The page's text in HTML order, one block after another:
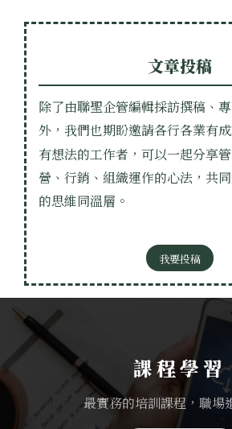
文章投稿
除了由聯聖企管編輯採訪撰稿、
外，我們也期盼邀請各行各業有
有想法的工作者，可以一起分享
營、行銷、組織運作的心法，共
的思維同溫層。
我要投稿
課程學習
最實務的培訓課程，職場